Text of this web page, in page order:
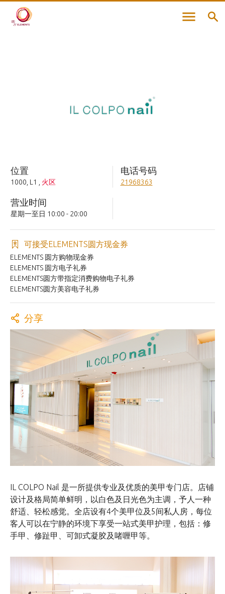
位置
1000, L1 火区
电话号码
21968363
营业时间
星期一至日 10:00 - 20:00
可接受ELEMENTS圆方现金券
ELEMENTS 圆方购物现金券
ELEMENTS 圆方电子礼券
ELEMENTS圆方带指定消费购物电子礼券
ELEMENTS圆方美容电子礼券
分享
IL COLPO Nail 是一所提供专业及优质的美甲专门店。店铺
设计及格局简单鲜明，以白色及日光色为主调，予人一种
舒适、轻松感觉。全店设有4个美甲位及5间私人房，每位
客人可以在宁静的环境下享受一站式美甲护理，包括：修
手甲、修趾甲、可卸式凝胶及啫喱甲等。